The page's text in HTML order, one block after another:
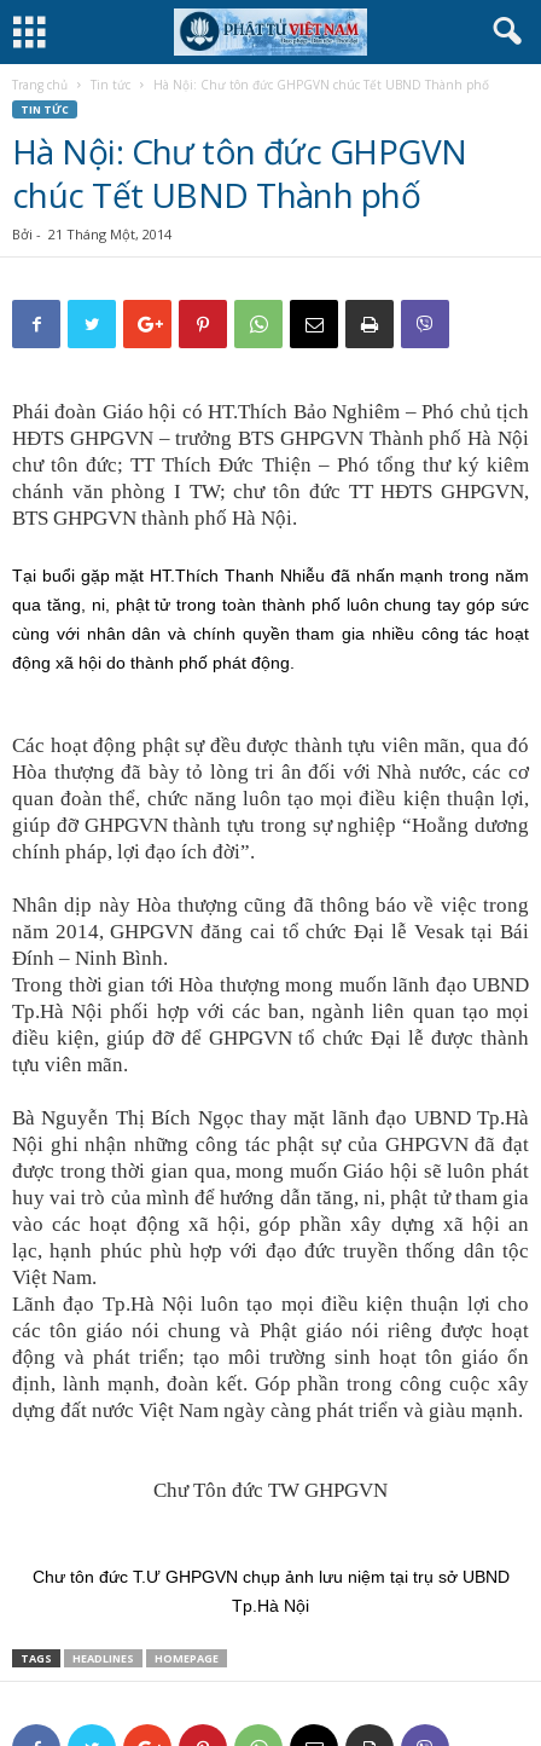
Trang chủ Tin tức Hà Nội: Chư tôn đức GHPGVN chúc Tết UBND Thành phố
TIN TỨC
Hà Nội: Chư tôn đức GHPGVN
chúc Tết UBND Thành phố
Bởi - 21 Tháng Một, 2014
Phái đoàn Giáo hội có HT.Thích Bảo Nghiêm – Phó chủ tịch
HĐTS GHPGVN – trưởng BTS GHPGVN Thành phố Hà Nội
chư tôn đức; TT Thích Đức Thiện – Phó tổng thư ký kiêm
chánh văn phòng I TW; chư tôn đức TT HĐTS GHPGVN,
BTS GHPGVN thành phố Hà Nội.
Tại buổi gặp mặt HT.Thích Thanh Nhiễu đã nhấn mạnh trong năm
qua tăng, ni, phật tử trong toàn thành phố luôn chung tay góp sức
cùng với nhân dân và chính quyền tham gia nhiều công tác hoạt
động xã hội do thành phố phát động.
Các hoạt động phật sự đều được thành tựu viên mãn, qua đó
Hòa thượng đã bày tỏ lòng tri ân đối với Nhà nước, các cơ
quan đoàn thể, chức năng luôn tạo mọi điều kiện thuận lợi,
giúp đỡ GHPGVN thành tựu trong sự nghiệp “Hoằng dương
chính pháp, lợi đạo ích đời”.
Nhân dịp này Hòa thượng cũng đã thông báo về việc trong
năm 2014, GHPGVN đăng cai tổ chức Đại lễ Vesak tại Bái
Đính – Ninh Bình.
Trong thời gian tới Hòa thượng mong muốn lãnh đạo UBND
Tp.Hà Nội phối hợp với các ban, ngành liên quan tạo mọi
điều kiện, giúp đỡ để GHPGVN tổ chức Đại lễ được thành
tựu viên mãn.
Bà Nguyễn Thị Bích Ngọc thay mặt lãnh đạo UBND Tp.Hà
Nội ghi nhận những công tác phật sự của GHPGVN đã đạt
được trong thời gian qua, mong muốn Giáo hội sẽ luôn phát
huy vai trò của mình để hướng dẫn tăng, ni, phật tử tham gia
vào các hoạt động xã hội, góp phần xây dựng xã hội an
lạc, hạnh phúc phù hợp với đạo đức truyền thống dân tộc
Việt Nam.
Lãnh đạo Tp.Hà Nội luôn tạo mọi điều kiện thuận lợi cho
các tôn giáo nói chung và Phật giáo nói riêng được hoạt
động và phát triển; tạo môi trường sinh hoạt tôn giáo ổn
định, lành mạnh, đoàn kết. Góp phần trong công cuộc xây
dựng đất nước Việt Nam ngày càng phát triển và giàu mạnh.
Chư Tôn đức TW GHPGVN
Chư tôn đức T.Ư GHPGVN chụp ảnh lưu niệm tại trụ sở UBND
Tp.Hà Nội
TAGS HEADLINES HOMEPAGE